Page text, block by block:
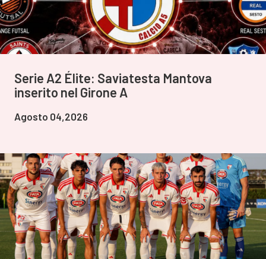
Serie A2 Élite: Saviatesta Mantova
inserito nel Girone A
Agosto 04,2026